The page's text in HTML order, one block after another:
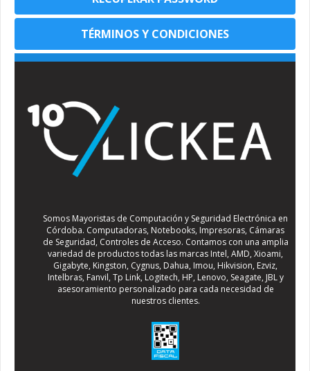
TÉRMINOS Y CONDICIONES
Somos Mayoristas de Computación y Seguridad Electrónica en
Córdoba. Computadoras, Notebooks, Impresoras, Cámaras
de Seguridad, Controles de Acceso. Contamos con una amplia
variedad de productos todas las marcas Intel, AMD, Xioami,
Gigabyte, Kingston, Cygnus, Dahua, Imou, Hikvision, Ezviz,
Intelbras, Fanvil, Tp Link, Logitech, HP, Lenovo, Seagate, JBL y
asesoramiento personalizado para cada necesidad de
nuestros clientes.